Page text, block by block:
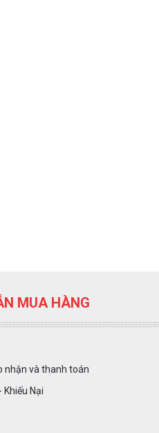
MUA HÀNG
nhận và thanh toán
Khiếu Nại